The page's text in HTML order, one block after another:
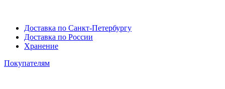
Доставка по Санкт-Петербургу
Доставка по России
Хранение
Покупателям